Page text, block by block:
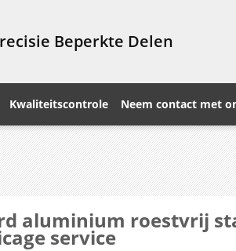
Beperkte Delen
Kwaliteitscontrole Neem contact met
aluminium roestvrij
service